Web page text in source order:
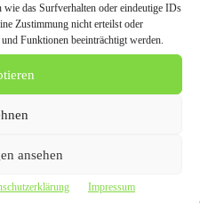
das Surfverhalten oder eindeutige IDs
Zustimmung nicht erteilst oder
Funktionen beeinträchtigt werden.
ansehen
Impressum
Anruf oder eine
Problemauto
mit allen Dokumenten.